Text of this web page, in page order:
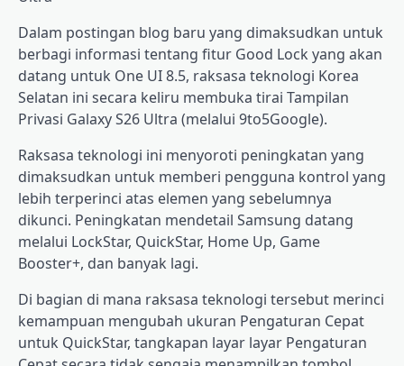
Dalam postingan blog baru yang dimaksudkan untuk
berbagi informasi tentang fitur Good Lock yang akan
datang untuk One UI 8.5, raksasa teknologi Korea
Selatan ini secara keliru membuka tirai Tampilan
Privasi Galaxy S26 Ultra (melalui 9to5Google).
Raksasa teknologi ini menyoroti peningkatan yang
dimaksudkan untuk memberi pengguna kontrol yang
lebih terperinci atas elemen yang sebelumnya
dikunci. Peningkatan mendetail Samsung datang
melalui LockStar, QuickStar, Home Up, Game
Booster+, dan banyak lagi.
Di bagian di mana raksasa teknologi tersebut merinci
kemampuan mengubah ukuran Pengaturan Cepat
untuk QuickStar, tangkapan layar layar Pengaturan